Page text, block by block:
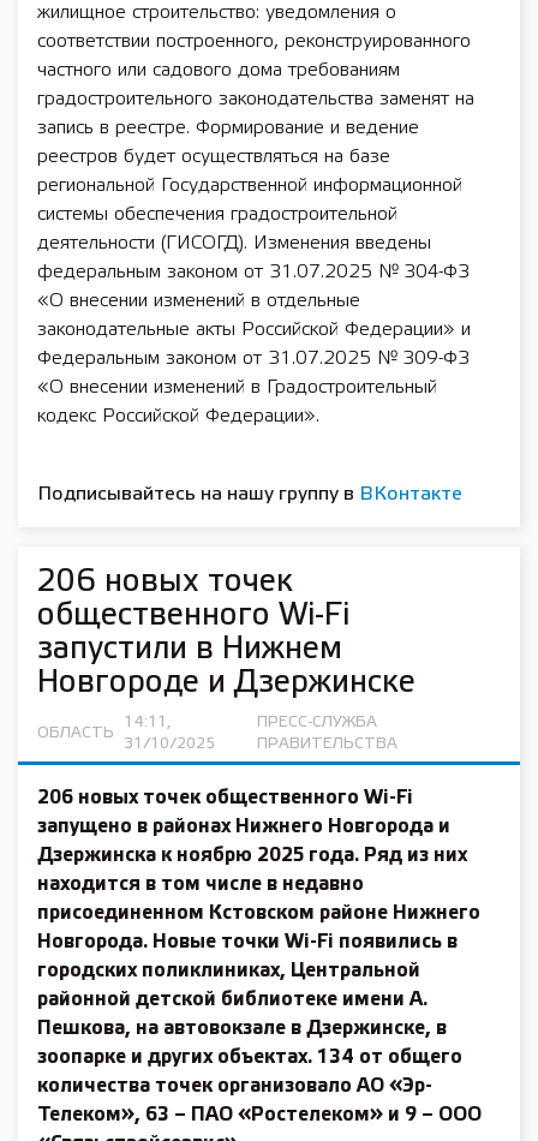
жилищное строительство: уведомления о
соответствии построенного, реконструированного
частного или садового дома требованиям
градостроительного законодательства заменят на
запись в реестре. Формирование и ведение
реестров будет осуществляться на базе
региональной Государственной информационной
системы обеспечения градостроительной
деятельности (ГИСОГД). Изменения введены
федеральным законом от 31.07.2025 № 304-ФЗ
«О внесении изменений в отдельные
законодательные акты Российской Федерации» и
Федеральным законом от 31.07.2025 № 309-ФЗ
«О внесении изменений в Градостроительный
кодекс Российской Федерации».
Подписывайтесь на нашу группу в ВКонтакте
206 новых точек
общественного Wi-Fi
запустили в Нижнем
Новгороде и Дзержинске
ОБЛАСТЬ
14:11,
31/10/2025
ПРЕСС-СЛУЖБА
ПРАВИТЕЛЬСТВА
206 новых точек общественного Wi-Fi
запущено в районах Нижнего Новгорода и
Дзержинска к ноябрю 2025 года. Ряд из них
находится в том числе в недавно
присоединенном Кстовском районе Нижнего
Новгорода. Новые точки Wi-Fi появились в
городских поликлиниках, Центральной
районной детской библиотеке имени А.
Пешкова, на автовокзале в Дзержинске, в
зоопарке и других объектах. 134 от общего
количества точек организовало АО «Эр-
Телеком», 63 – ПАО «Ростелеком» и 9 – ООО